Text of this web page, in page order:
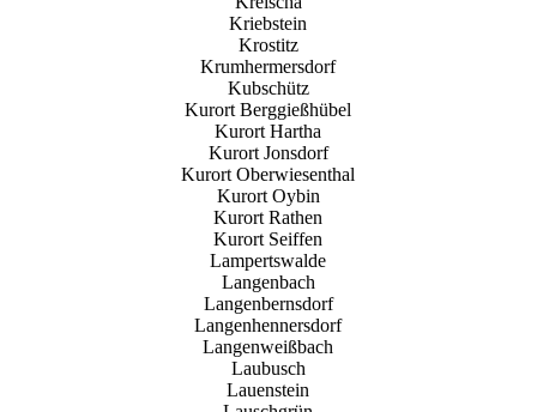
Kriebstein
Krostitz
Krumhermersdorf
Kubschütz
Kurort Berggießhübel
Kurort Hartha
Kurort Jonsdorf
Kurort Oberwiesenthal
Kurort Oybin
Kurort Rathen
Kurort Seiffen
Lampertswalde
Langenbach
Langenbernsdorf
Langenhennersdorf
Langenweißbach
Laubusch
Lauenstein